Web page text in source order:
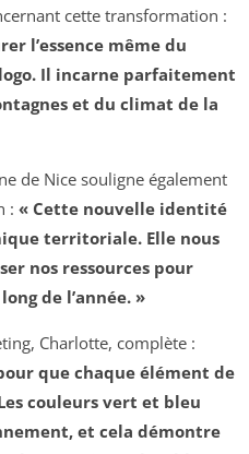
cette transformation :
l’essence même du
Il incarne parfaitement
et du climat de la
de Nice souligne également
: « Cette nouvelle identité
territoriale. Elle nous
nos ressources pour
de l’année. »
Charlotte, complète :
que chaque élément de
couleurs vert et bleu
et cela démontre